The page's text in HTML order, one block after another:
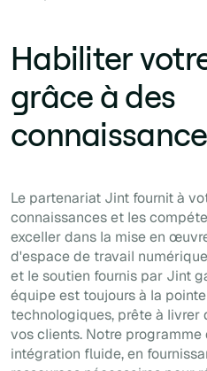
Habiliter
grâce à des
Le partenariat Jint fournit à
connaissances et les
exceller dans la mise en
d'espace de travail
et le soutien fournis par Jint
équipe est toujours à la
technologiques, prête à livrer
vos clients. Notre
intégration fluide, en